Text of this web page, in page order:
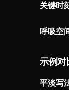
关键时
呼吸空
示例对
平淡写